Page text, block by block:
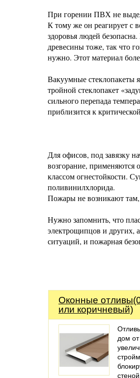
При горении ПВХ не
К тому же он реагирует с
здоровья людей
древесины тоже, так что
нужно. Этот материал
Вакуумные стеклопакеты
тройной стеклопакет
сильного перепада
приблизится к
Для офисов, под завязку
возгорание, применяются
классом огнестойкости.
поливинилхлорида.
Пожары не возникают
Нужно запомнить, что
электрощипцов и других,
ситуаций, и пожарная
Оконные
или коричневый)
дом